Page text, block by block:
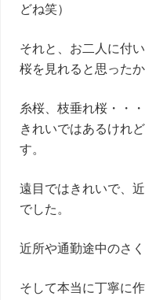
どね笑）
それと、お二人に付
桜を見れると思った
糸桜、枝垂れ桜・・
きれいではあるけれ
す。
遠目ではきれいで、
でした。
近所や通勤途中のさ
そして本当に丁寧に